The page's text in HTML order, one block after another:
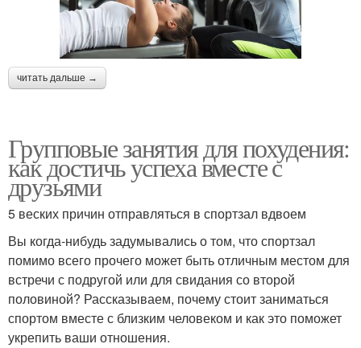
читать дальше →
Групповые занятия для похудения:
как достичь успеха вместе с
друзьями
5 веских причин отправляться в спортзал вдвоем
Вы когда-нибудь задумывались о том, что спортзал
помимо всего прочего может быть отличным местом для
встречи с подругой или для свидания со второй
половиной? Рассказываем, почему стоит заниматься
спортом вместе с близким человеком и как это поможет
укрепить ваши отношения.